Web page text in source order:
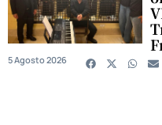
5 Agosto 2026